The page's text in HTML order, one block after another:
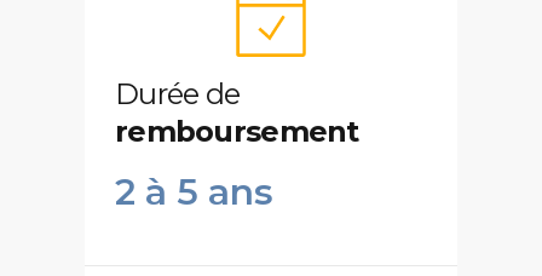
Durée de
remboursement
2 à 5 ans